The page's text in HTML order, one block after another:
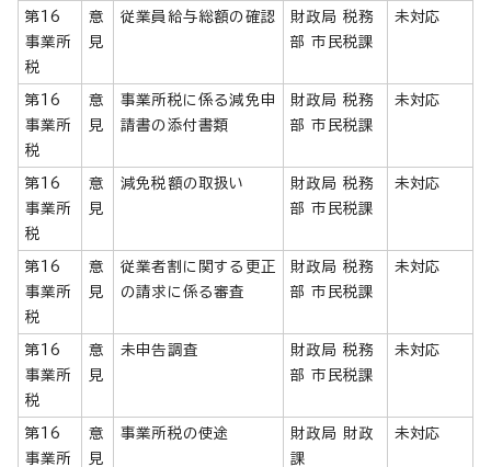
第16
事業所
税
意
見
従業員給与総額の確認
財政局 税務
部 市民税課
未対応
第16
事業所
税
意
見
事業所税に係る減免申
請書の添付書類
財政局 税務
部 市民税課
未対応
第16
事業所
税
意
見
減免税額の取扱い
財政局 税務
部 市民税課
未対応
第16
事業所
税
意
見
従業者割に関する更正
の請求に係る審査
財政局 税務
部 市民税課
未対応
第16
事業所
税
意
見
未申告調査
財政局 税務
部 市民税課
未対応
第16
事業所
意
見
事業所税の使途
財政局 財政
課
未対応